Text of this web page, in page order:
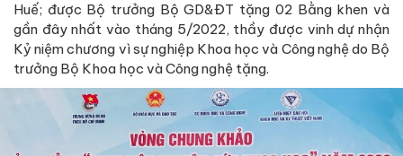
Huế; được Bộ trưởng Bộ GD&ĐT tặng 02 Bằng khen và
gần đây nhất vào tháng 5/2022, thầy được vinh dự nhận
Kỷ niệm chương vì sự nghiệp Khoa học và Công nghệ do Bộ
trưởng Bộ Khoa học và Công nghệ tặng.